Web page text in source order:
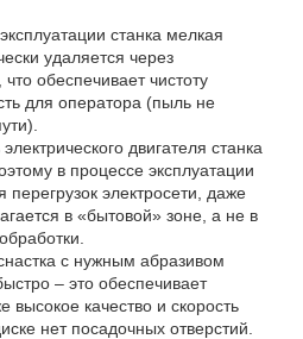
станка мелкая
удаляется через
обеспечивает чистоту
для оператора (пыль не
двигателя станка
в процессе эксплуатации
электросети, даже
в «бытовой» зоне, а не в
с нужным абразивом
– это обеспечивает
качество и скорость
нет посадочных отверстий.